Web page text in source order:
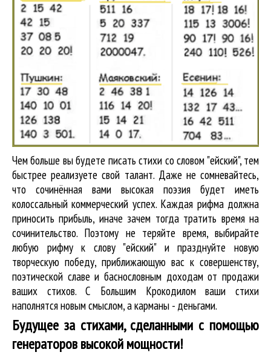
Чем больше вы будете писать стихи со словом "ейский", тем
быстрее реализуете свой талант. Даже не сомневайтесь,
что сочинённая вами высокая поэзия будет иметь
колоссальный коммерческий успех. Каждая рифма должна
приносить прибыль, иначе зачем тогда тратить время на
сочинительство. Поэтому не теряйте время, выбирайте
любую рифму к слову "ейский" и празднуйте новую
творческую победу, приближающую вас к совершенству,
поэтической славе и баснословным доходам от продажи
ваших стихов. С Большим Крокодилом ваши стихи
наполнятся новым смыслом, а карманы - деньгами.
Будущее за стихами, сделанными с помощью
генераторов высокой мощности!